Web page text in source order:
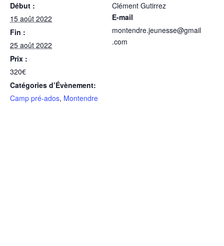
Début :
15 août 2022
Fin :
25 août 2022
Prix :
320€
Catégories d’Évènement:
Camp pré-ados, Montendre
Clément Gutirrez
E-mail
montendre.jeunesse@gmail
.com